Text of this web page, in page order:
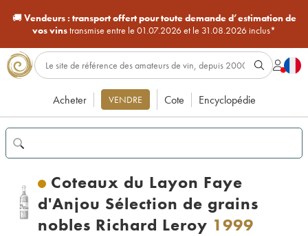
🚚Vendeurs : transport offert pour toute demande d’estimation de
vos vinstransmise entre le 01.07.2026 et le 31.08.2026 inclus*
Acheter VENDRE Cote Encyclopédie
Coteaux du Layon Faye
d'Anjou Sélection de grains
nobles Richard Leroy 1999